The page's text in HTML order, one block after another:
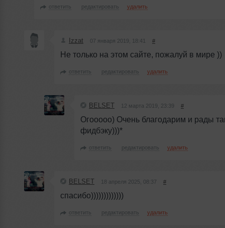
ответить редактировать удалить
Izzat 07 января 2019, 18:41 #
Не только на этом сайте, пожалуй в мире ))
ответить редактировать удалить
BELSET 12 марта 2019, 23:39 #
Огооооо) Очень благодарим и рады
фидбэку)))*
ответить редактировать удалить
BELSET 18 апреля 2025, 08:37 #
спасибо)))))))))))))
ответить редактировать удалить